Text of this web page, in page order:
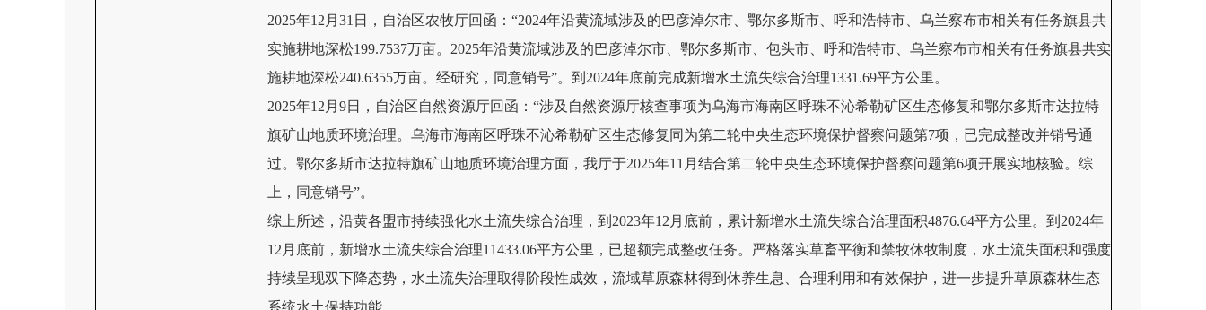
2025年12月31日，自治区农牧厅回函：“2024年沿黄流域涉及的巴彦淖尔市、鄂尔多斯市、呼和浩特市、乌兰察布市相关有任务旗县共
实施耕地深松199.7537万亩。2025年沿黄流域涉及的巴彦淖尔市、鄂尔多斯市、包头市、呼和浩特市、乌兰察布市相关有任务旗县共实
施耕地深松240.6355万亩。经研究，同意销号”。到2024年底前完成新增水土流失综合治理1331.69平方公里。
2025年12月9日，自治区自然资源厅回函：“涉及自然资源厅核查事项为乌海市海南区呼珠不沁希勒矿区生态修复和鄂尔多斯市达拉特
旗矿山地质环境治理。乌海市海南区呼珠不沁希勒矿区生态修复同为第二轮中央生态环境保护督察问题第7项，已完成整改并销号通
过。鄂尔多斯市达拉特旗矿山地质环境治理方面，我厅于2025年11月结合第二轮中央生态环境保护督察问题第6项开展实地核验。综
上，同意销号”。
综上所述，沿黄各盟市持续强化水土流失综合治理，到2023年12月底前，累计新增水土流失综合治理面积4876.64平方公里。到2024年
12月底前，新增水土流失综合治理11433.06平方公里，已超额完成整改任务。严格落实草畜平衡和禁牧休牧制度，水土流失面积和强度
持续呈现双下降态势，水土流失治理取得阶段性成效，流域草原森林得到休养生息、合理利用和有效保护，进一步提升草原森林生态
系统水土保持功能。